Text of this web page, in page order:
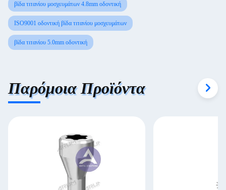
βίδα τιτανίου μοσχευμάτων 4.8mm οδοντική
ISO9001 οδοντική βίδα τιτανίου μοσχευμάτων
βίδα τιτανίου 5.0mm οδοντική
Παρόμοια Προϊόντα